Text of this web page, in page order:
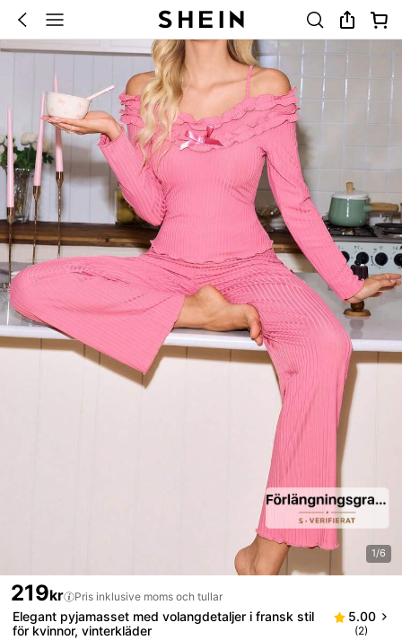
1/6
219kr Pris inklusive moms och tullar
Elegant pyjamasset med volangdetaljer i fransk stil
för kvinnor, vinterkläder
5.00
(2)